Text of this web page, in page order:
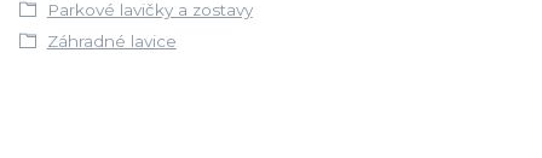
Parkové lavičky a zostavy
Záhradné lavice